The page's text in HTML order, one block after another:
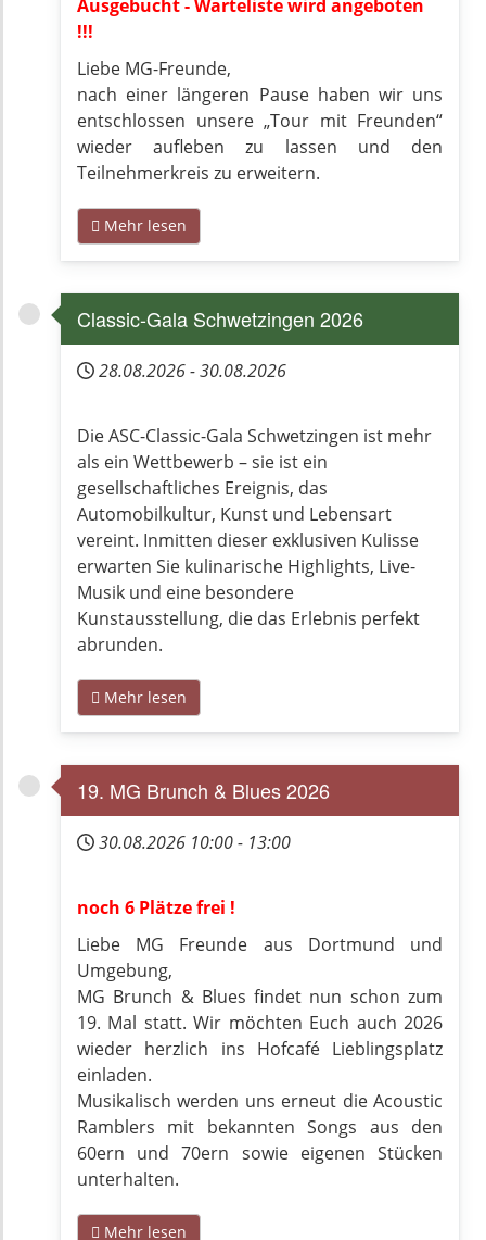
Ausgebucht - Warteliste wird angeboten
!!!
Liebe MG-Freunde,
nach einer längeren Pause haben wir uns
entschlossen unsere „Tour mit Freunden“
wieder aufleben zu lassen und den
Teilnehmerkreis zu erweitern.
Mehr lesen
Classic-Gala Schwetzingen 2026
28.08.2026-30.08.2026
Die ASC-Classic-Gala Schwetzingen ist mehr
als ein Wettbewerb – sie ist ein
gesellschaftliches Ereignis, das
Automobilkultur, Kunst und Lebensart
vereint. Inmitten dieser exklusiven Kulisse
erwarten Sie kulinarische Highlights, Live-
Musik und eine besondere
Kunstausstellung, die das Erlebnis perfekt
abrunden.
Mehr lesen
19. MG Brunch & Blues 2026
30.08.2026 10:00- 13:00
noch 6 Plätze frei !
Liebe MG Freunde aus Dortmund und
Umgebung,
MG Brunch & Blues findet nun schon zum
19. Mal statt. Wir möchten Euch auch 2026
wieder herzlich ins Hofcafé Lieblingsplatz
einladen.
Musikalisch werden uns erneut die Acoustic
Ramblers mit bekannten Songs aus den
60ern und 70ern sowie eigenen Stücken
unterhalten.
Mehr lesen